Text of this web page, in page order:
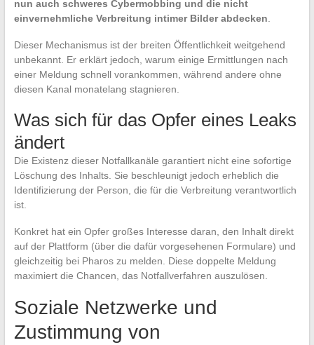
nun auch schweres Cybermobbing und die nicht
einvernehmliche Verbreitung intimer Bilder abdecken.
Dieser Mechanismus ist der breiten Öffentlichkeit weitgehend
unbekannt. Er erklärt jedoch, warum einige Ermittlungen nach
einer Meldung schnell vorankommen, während andere ohne
diesen Kanal monatelang stagnieren.
Was sich für das Opfer eines Leaks
ändert
Die Existenz dieser Notfallkanäle garantiert nicht eine sofortige
Löschung des Inhalts. Sie beschleunigt jedoch erheblich die
Identifizierung der Person, die für die Verbreitung verantwortlich
ist.
Konkret hat ein Opfer großes Interesse daran, den Inhalt direkt
auf der Plattform (über die dafür vorgesehenen Formulare) und
gleichzeitig bei Pharos zu melden. Diese doppelte Meldung
maximiert die Chancen, das Notfallverfahren auszulösen.
Soziale Netzwerke und
Zustimmung von